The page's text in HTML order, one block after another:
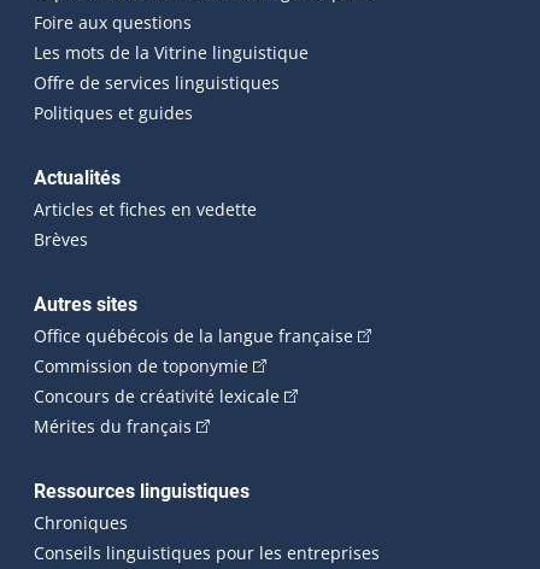
Foire aux questions
Les mots de la Vitrine linguistique
Offre de services linguistiques
Politiques et guides
Actualités
Articles et fiches en vedette
Brèves
Autres sites
Office québécois de la langue française(Cet hyperlien
Commission de toponymie(Cet hyperlien externe s'ouvrira
Concours de créativité lexicale(Cet hyperlien externe
Mérites du français (Cet hyperlien externe s'ouvrira dans une
Ressources linguistiques
Chroniques
Conseils linguistiques pour les entreprises